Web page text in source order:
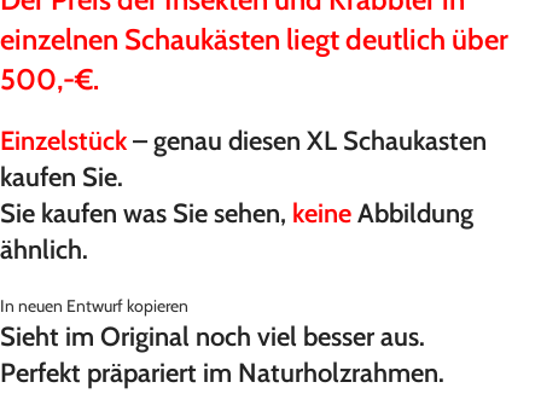
einzelnen Schaukästen liegt deutlich über
500,-€.
Einzelstück– genau diesen XL Schaukasten
kaufen Sie.
Sie kaufen was Sie sehen, keineAbbildung
ähnlich.
In neuen Entwurf kopieren
Sieht im Original noch viel besser aus.
Perfekt präpariert im Naturholzrahmen.